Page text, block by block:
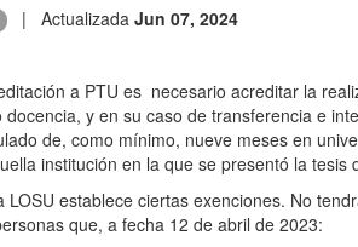
| Actualizada Jun 07, 2024
a PTU es necesario acreditar la
docencia, y en su caso de transferencia e
de, como mínimo, nueve meses en
institución en la que se presentó la tesis
LOSU establece ciertas exenciones. No
que, a fecha 12 de abril de 2023: